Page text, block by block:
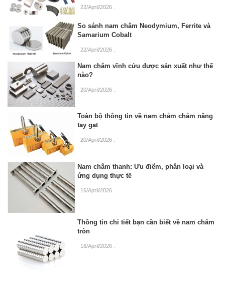
22/April/2026
So sánh nam châm Neodymium, Ferrite và
Samarium Cobalt
22/April/2026
Nam châm vĩnh cửu được sản xuất như thế
nào?
20/April/2026
Toàn bộ thông tin về nam châm châm nâng
tay gạt
20/April/2026
Nam châm thanh: Ưu điểm, phân loại và
ứng dụng thực tế
16/April/2026
Thông tin chi tiết bạn cần biết về nam châm
tròn
16/April/2026